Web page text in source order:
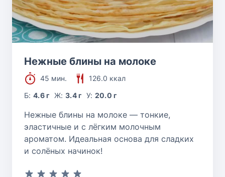
Нежные блины на молоке
45 мин.
126.0 ккал
Б:4.6 г Ж: 3.4 г У: 20.0 г
Нежные блины на молоке — тонкие,
эластичные и с лёгким молочным
ароматом. Идеальная основа для сладких
и солёных начинок!